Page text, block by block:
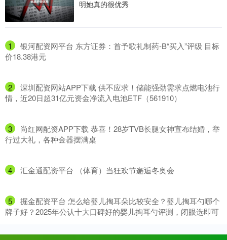
明她真的很优秀
1
​银河配资网平台 东方证券：首予歌礼制药-B“买入”评级 目标
价18.38港元
2
​深圳配资网站APP下载 供不应求！储能强劲需求点燃电池行
情，近20日超31亿元资金净流入电池ETF（561910）
3
​尚红网配资APP下载 恭喜！28岁TVB长腿女神宣布结婚，举
行过大礼，各种金器摆满桌
4 ​汇金通配资平台 （体育）当狂欢节邂逅冬奥会
5
​掘金配资平台 怎么给婴儿掏耳朵比较安全？婴儿掏耳勺哪个
牌子好？2025年公认十大口碑好的婴儿掏耳勺评测，闭眼选即可